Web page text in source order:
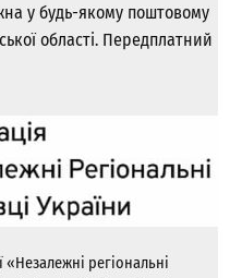
у будь-якому поштовому
області. Передплатний
«Незалежні регіональні